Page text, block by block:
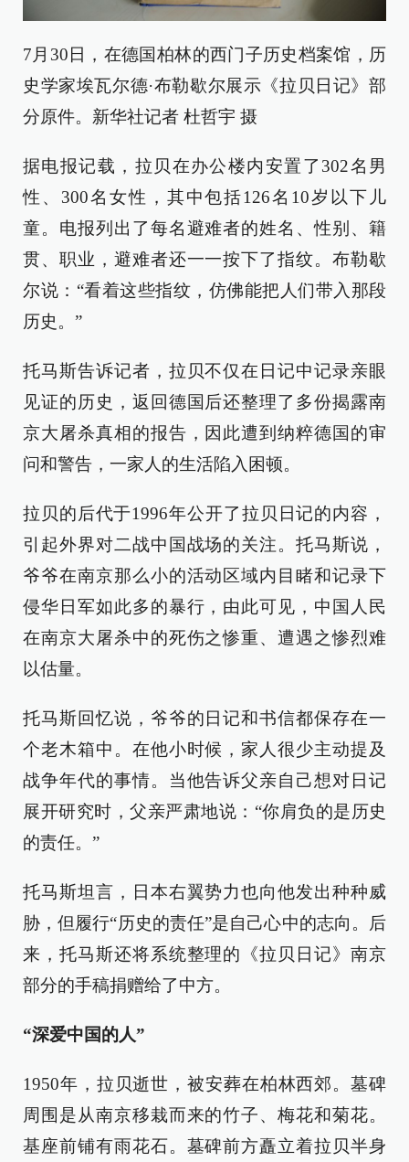
7月30日，在德国柏林的西门子历史档案馆，历
史学家埃瓦尔德·布勒歇尔展示《拉贝日记》部
分原件。新华社记者 杜哲宇 摄
据电报记载，拉贝在办公楼内安置了302名男
性、300名女性，其中包括126名10岁以下儿
童。电报列出了每名避难者的姓名、性别、籍
贯、职业，避难者还一一按下了指纹。布勒歇
尔说：“看着这些指纹，仿佛能把人们带入那段
历史。”
托马斯告诉记者，拉贝不仅在日记中记录亲眼
见证的历史，返回德国后还整理了多份揭露南
京大屠杀真相的报告，因此遭到纳粹德国的审
问和警告，一家人的生活陷入困顿。
拉贝的后代于1996年公开了拉贝日记的内容，
引起外界对二战中国战场的关注。托马斯说，
爷爷在南京那么小的活动区域内目睹和记录下
侵华日军如此多的暴行，由此可见，中国人民
在南京大屠杀中的死伤之惨重、遭遇之惨烈难
以估量。
托马斯回忆说，爷爷的日记和书信都保存在一
个老木箱中。在他小时候，家人很少主动提及
战争年代的事情。当他告诉父亲自己想对日记
展开研究时，父亲严肃地说：“你肩负的是历史
的责任。”
托马斯坦言，日本右翼势力也向他发出种种威
胁，但履行“历史的责任”是自己心中的志向。后
来，托马斯还将系统整理的《拉贝日记》南京
部分的手稿捐赠给了中方。
“深爱中国的人”
1950年，拉贝逝世，被安葬在柏林西郊。墓碑
周围是从南京移栽而来的竹子、梅花和菊花。
基座前铺有雨花石。墓碑前方矗立着拉贝半身